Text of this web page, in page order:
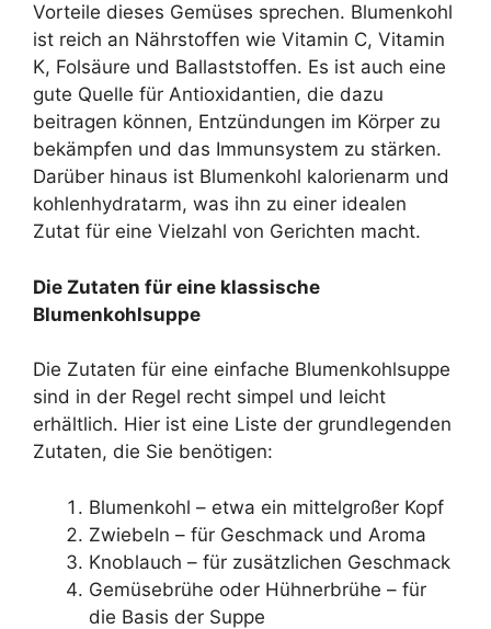
Vorteile dieses Gemüses sprechen. Blumenkohl
ist reich an Nährstoffen wie Vitamin C, Vitamin
K, Folsäure und Ballaststoffen. Es ist auch eine
gute Quelle für Antioxidantien, die dazu
beitragen können, Entzündungen im Körper zu
bekämpfen und das Immunsystem zu stärken.
Darüber hinaus ist Blumenkohl kalorienarm und
kohlenhydratarm, was ihn zu einer idealen
Zutat für eine Vielzahl von Gerichten macht.
Die Zutaten für eine klassische
Blumenkohlsuppe
Die Zutaten für eine einfache Blumenkohlsuppe
sind in der Regel recht simpel und leicht
erhältlich. Hier ist eine Liste der grundlegenden
Zutaten, die Sie benötigen:
Blumenkohl – etwa ein mittelgroßer Kopf
Zwiebeln – für Geschmack und Aroma
Knoblauch – für zusätzlichen Geschmack
Gemüsebrühe oder Hühnerbrühe – für
die Basis der Suppe